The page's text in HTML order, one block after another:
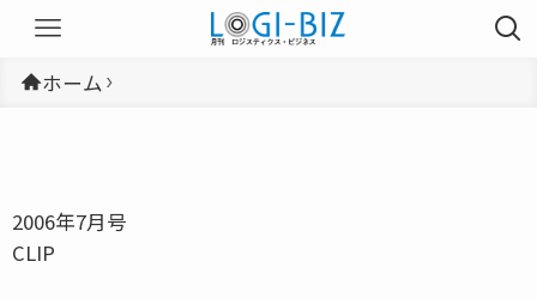
ホーム
2006年7月号
CLIP